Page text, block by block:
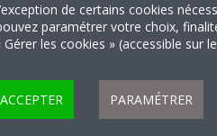
de certains cookies
paramétrer votre choix,
les cookies » (accessible sur
PARAMÉTRER